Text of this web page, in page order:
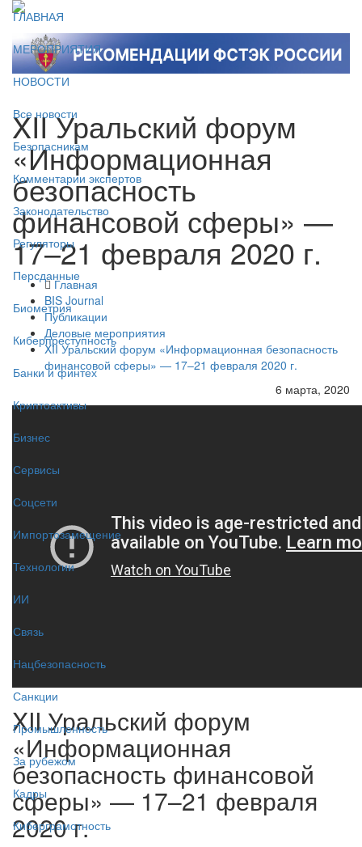
ГЛАВНАЯ
МЕРОПРИЯТИЯ
НОВОСТИ
Все новости
Безопасникам
Комментарии экспертов
Законодательство
Регуляторы
Персданные
Биометрия
Киберпреступность
Банки и финтех
Криптоактивы
Бизнес
Сервисы
Соцсети
Импортозамещение
Технологии
ИИ
Связь
Нацбезопасность
Санкции
Промышленность
За рубежом
Кадры
Киберграмотность
XII Уральский форум
«Информационная
безопасность
финансовой сферы» —
17–21 февраля 2020 г.
Главная
BIS Journal
Публикации
Деловые мероприятия
XII Уральский форум «Информационная безопасность
финансовой сферы» — 17–21 февраля 2020 г.
6 марта, 2020
XII Уральский форум
«Информационная
безопасность финансовой
сферы» — 17–21 февраля
2020 г.